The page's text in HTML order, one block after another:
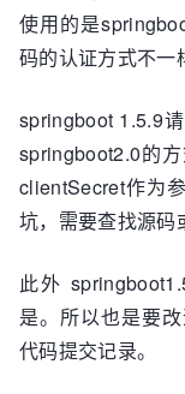
使用的是
码的认证方式不一
springboot 1.5.9
springboot2.0的
clientSecret作为
坑，需要查找源码
此外
是。所以也是要
代码提交记录。